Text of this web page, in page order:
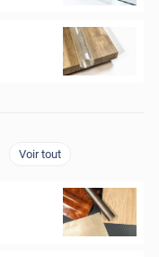
Voir tout